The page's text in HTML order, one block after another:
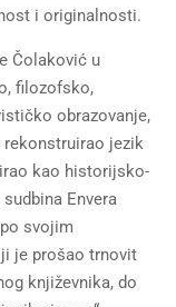
i originalnosti.
Čolaković u
filozofsko,
obrazovanje,
jezik
kao historijsko-
Envera
svojim
je prošao trnovit
književnika, do